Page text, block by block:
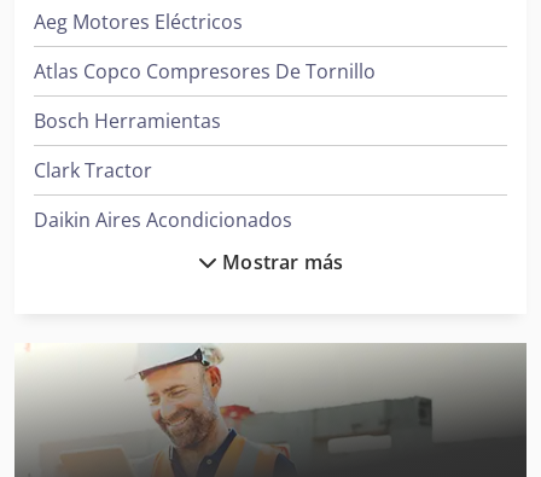
Aeg Motores Eléctricos
Atlas Copco Compresores De Tornillo
Bosch Herramientas
Clark Tractor
Daikin Aires Acondicionados
Fendt Tractores
Ge Ultrasonido
Ingersoll Rand Compresores
Mostrar más